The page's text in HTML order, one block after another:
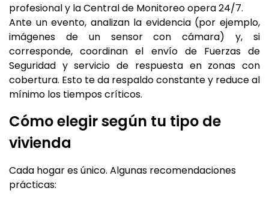
profesional y la Central de Monitoreo opera 24/7.
Ante un evento, analizan la evidencia (por ejemplo,
imágenes de un sensor con cámara) y, si
corresponde, coordinan el envío de Fuerzas de
Seguridad y servicio de respuesta en zonas con
cobertura. Esto te da respaldo constante y reduce al
mínimo los tiempos críticos.
Cómo elegir según tu tipo de
vivienda
Cada hogar es único. Algunas recomendaciones
prácticas: